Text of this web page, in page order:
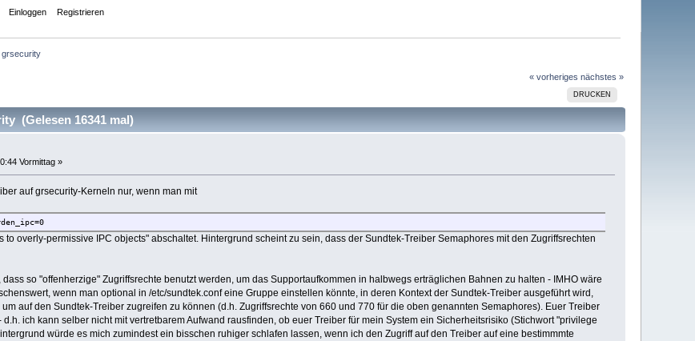
Einloggen Registrieren
grsecurity
« vorheriges nächstes »
DRUCKEN
(Gelesen 16341 mal)
Vormittag »
auf grsecurity-Kerneln nur, wenn man mit
to overly-permissive IPC objects" abschaltet. Hintergrund scheint zu sein, dass der Sundtek-Treiber Semaphores mit den Zugriffsrechten
so "offenherzige" Zugriffsrechte benutzt werden, um das Supportaufkommen in halbwegs erträglichen Bahnen zu halten - IMHO wäre
wenn man optional in /etc/sundtek.conf eine Gruppe einstellen könnte, in deren Kontext der Sundtek-Treiber ausgeführt wird,
auf den Sundtek-Treiber zugreifen zu können (d.h. Zugriffsrechte von 660 und 770 für die oben genannten Semaphores). Euer Treiber
ich kann selber nicht mit vertretbarem Aufwand rausfinden, ob euer Treiber für mein System ein Sicherheitsrisiko (Stichwort "privilege
würde es mich zumindest ein bisschen ruhiger schlafen lassen, wenn ich den Zugriff auf den Treiber auf eine bestimmmte